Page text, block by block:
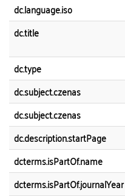
dc.language.iso
dc.title
dc.type
dc.subject.czenas
dc.subject.czenas
dc.description.startPage
dcterms.isPartOf.name
dcterms.isPartOf.journalYear